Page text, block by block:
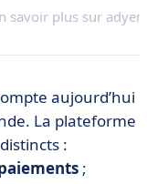
savoir plus sur adyen
aujourd’hui
La plateforme
:
;